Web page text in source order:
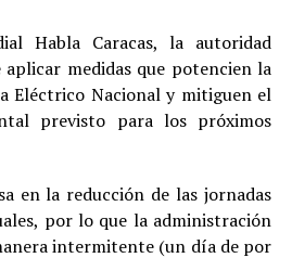
Habla Caracas, la autoridad
medidas que potencien la
Eléctrico Nacional y mitiguen el
previsto para los próximos
en la reducción de las jornadas
por lo que la administración
intermitente (un día de por